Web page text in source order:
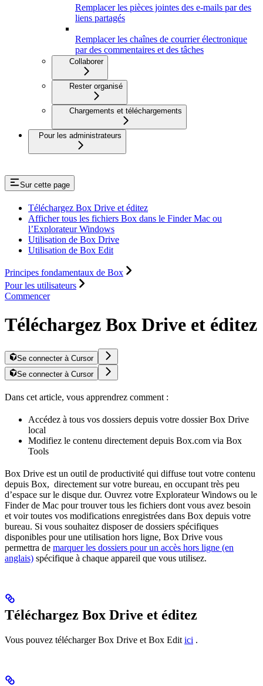
Remplacer les pièces jointes des e-mails par des
liens partagés
Remplacer les chaînes de courrier électronique
par des commentaires et des tâches
Collaborer
Rester organisé
Chargements et téléchargements
Pour les administrateurs
Sur cette page
Téléchargez Box Drive et éditez
Afficher tous les fichiers Box dans le Finder Mac ou
l’Explorateur Windows
Utilisation de Box Drive
Utilisation de Box Edit
Principes fondamentaux de Box
Pour les utilisateurs
Commencer
Téléchargez Box Drive et éditez
Se connecter à Cursor
Se connecter à Cursor
Dans cet article, vous apprendrez comment :
Accédez à tous vos dossiers depuis votre dossier Box Drive
local
Modifiez le contenu directement depuis Box.com via Box
Tools
Box Drive est un outil de productivité qui diffuse tout votre contenu
depuis Box, directement sur votre bureau, en occupant très peu
d’espace sur le disque dur. Ouvrez votre Explorateur Windows ou le
Finder de Mac pour trouver tous les fichiers dont vous avez besoin
et voir toutes vos modifications enregistrées dans Box depuis votre
bureau. Si vous souhaitez disposer de dossiers spécifiques
disponibles pour une utilisation hors ligne, Box Drive vous
permettra de marquer les dossiers pour un accès hors ligne (en
anglais) spécifique à chaque appareil que vous utilisez.
Téléchargez Box Drive et éditez
Vous pouvez télécharger Box Drive et Box Edit ici .